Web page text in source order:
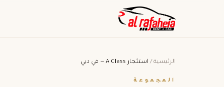
الرئيسية / استئجار A Class — في دبي
المجموعة